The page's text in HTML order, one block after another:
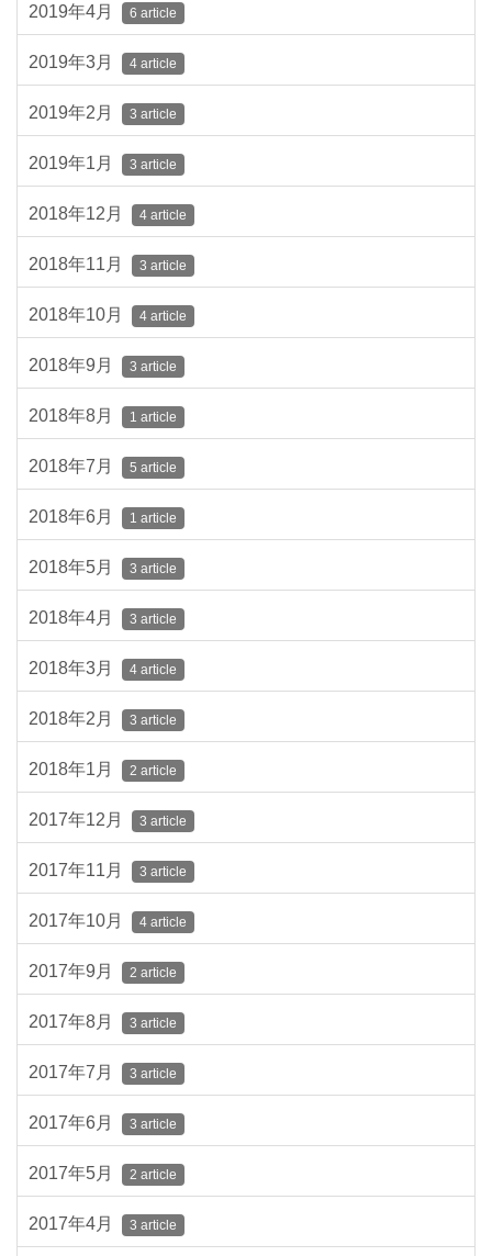
2019年4月 6 article
2019年3月 4 article
2019年2月 3 article
2019年1月 3 article
2018年12月 4 article
2018年11月 3 article
2018年10月 4 article
2018年9月 3 article
2018年8月 1 article
2018年7月 5 article
2018年6月 1 article
2018年5月 3 article
2018年4月 3 article
2018年3月 4 article
2018年2月 3 article
2018年1月 2 article
2017年12月 3 article
2017年11月 3 article
2017年10月 4 article
2017年9月 2 article
2017年8月 3 article
2017年7月 3 article
2017年6月 3 article
2017年5月 2 article
2017年4月 3 article